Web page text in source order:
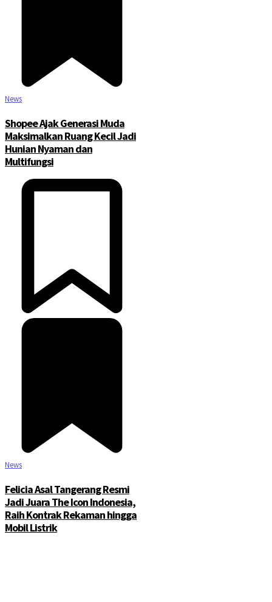
News
Shopee Ajak Generasi Muda
Maksimalkan Ruang Kecil Jadi
Hunian Nyaman dan
Multifungsi
News
Felicia Asal Tangerang Resmi
Jadi Juara The Icon Indonesia,
Raih Kontrak Rekaman hingga
Mobil Listrik